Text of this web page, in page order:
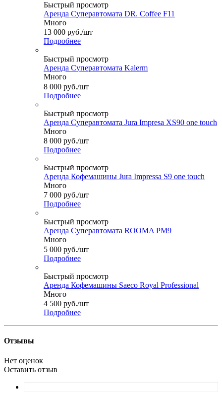
Быстрый просмотр
Аренда Суперавтомата DR. Coffee F11
Много
13 000 руб./шт
Подробнее
Быстрый просмотр
Аренда Суперавтомата Kalerm
Много
8 000 руб./шт
Подробнее
Быстрый просмотр
Аренда Суперавтомата Jura Impresa XS90 one touch
Много
8 000 руб./шт
Подробнее
Быстрый просмотр
Аренда Кофемашины Jura Impressa S9 one touch
Много
7 000 руб./шт
Подробнее
Быстрый просмотр
Аренда Суперавтомата ROOMA PM9
Много
5 000 руб./шт
Подробнее
Быстрый просмотр
Аренда Кофемашины Saeco Royal Professional
Много
4 500 руб./шт
Подробнее
Отзывы
Нет оценок
Оставить отзыв